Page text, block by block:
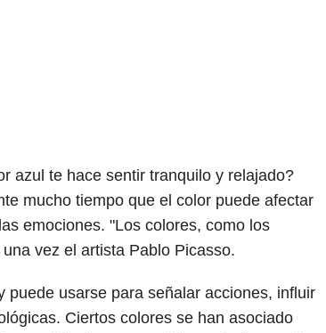
azul te hace sentir tranquilo y relajado?
mucho tiempo que el color puede afectar
emociones. "Los colores, como los
vez el artista Pablo Picasso.
usarse para señalar acciones, influir
Ciertos colores se han asociado